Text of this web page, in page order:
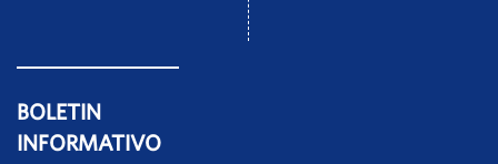
BOLETIN
INFORMATIVO